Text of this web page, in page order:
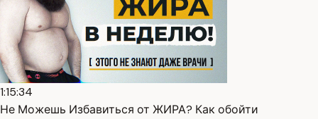
1:15:34
Не Можешь Избавиться от ЖИРА? Как обойти